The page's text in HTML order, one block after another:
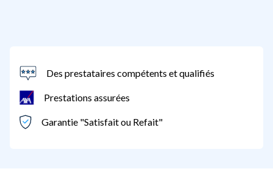
Des prestataires compétents et qualifiés
Prestations assurées
Garantie "Satisfait ou Refait"